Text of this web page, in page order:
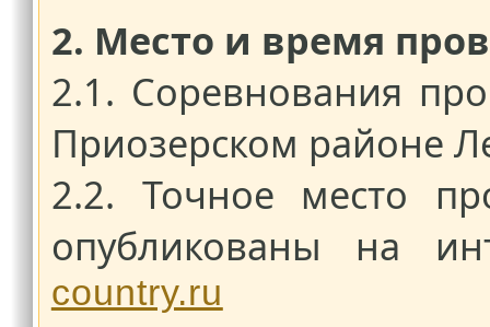
2. Место и время
2.1. Соревнования
Приозерском районе
2.2. Точное место
опубликованы на
country.ru